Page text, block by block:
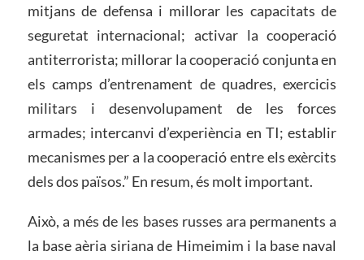
mitjans de defensa i millorar les capacitats de
seguretat internacional; activar la cooperació
antiterrorista; millorar la cooperació conjunta en
els camps d’entrenament de quadres, exercicis
militars i desenvolupament de les forces
armades; intercanvi d’experiència en TI; establir
mecanismes per a la cooperació entre els exèrcits
dels dos països.” En resum, és molt important.
Això, a més de les bases russes ara permanents a
la base aèria siriana de Himeimim i la base naval